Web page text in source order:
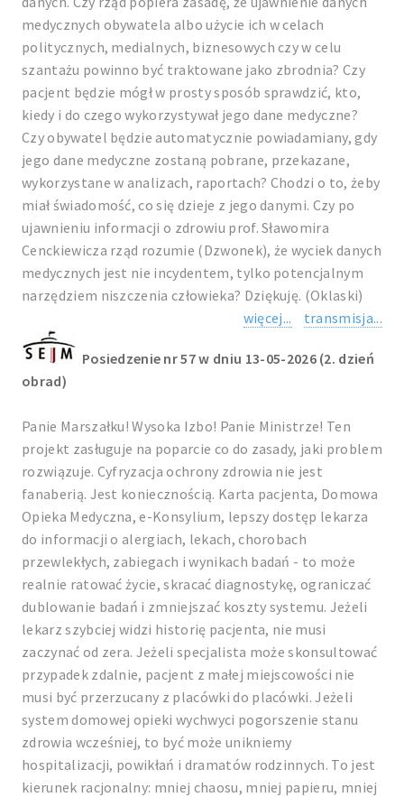
medycznych obywatela albo użycie ich w celach
politycznych, medialnych, biznesowych czy w celu
szantażu powinno być traktowane jako zbrodnia? Czy
pacjent będzie mógł w prosty sposób sprawdzić, kto,
kiedy i do czego wykorzystywał jego dane medyczne?
Czy obywatel będzie automatycznie powiadamiany, gdy
jego dane medyczne zostaną pobrane, przekazane,
wykorzystane w analizach, raportach? Chodzi o to, żeby
miał świadomość, co się dzieje z jego danymi. Czy po
ujawnieniu informacji o zdrowiu prof. Sławomira
Cenckiewicza rząd rozumie (Dzwonek), że wyciek danych
medycznych jest nie incydentem, tylko potencjalnym
narzędziem niszczenia człowieka? Dziękuję. (Oklaski)
więcej...
transmisja...
Posiedzenie nr 57 w dniu 13-05-2026 (2. dzień
obrad)
Panie Marszałku! Wysoka Izbo! Panie Ministrze! Ten
projekt zasługuje na poparcie co do zasady, jaki problem
rozwiązuje. Cyfryzacja ochrony zdrowia nie jest
fanaberią. Jest koniecznością. Karta pacjenta, Domowa
Opieka Medyczna, e-Konsylium, lepszy dostęp lekarza
do informacji o alergiach, lekach, chorobach
przewlekłych, zabiegach i wynikach badań - to może
realnie ratować życie, skracać diagnostykę, ograniczać
dublowanie badań i zmniejszać koszty systemu. Jeżeli
lekarz szybciej widzi historię pacjenta, nie musi
zaczynać od zera. Jeżeli specjalista może skonsultować
przypadek zdalnie, pacjent z małej miejscowości nie
musi być przerzucany z placówki do placówki. Jeżeli
system domowej opieki wychwyci pogorszenie stanu
zdrowia wcześniej, to być może unikniemy
hospitalizacji, powikłań i dramatów rodzinnych. To jest
kierunek racjonalny: mniej chaosu, mniej papieru, mniej